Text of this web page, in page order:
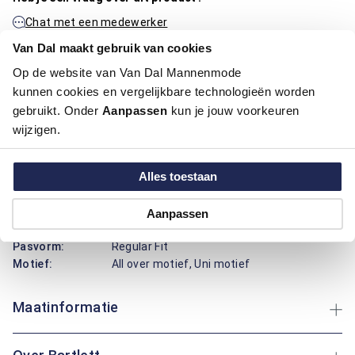
Van Dal maakt gebruik van cookies
Op de website van Van Dal Mannenmode
kunnen cookies en vergelijkbare technologieën worden
gebruikt. Onder Aanpassen kun je jouw voorkeuren
wijzigen.
Alles toestaan
Aanpassen
Chat met een medewerker
Neem contact op via de e-mail
Productinformatie
Midden Groen
Materiaal:
73% Polyester / 22% Viscose / 5%
Elastaan, 73% Polyester / 22% Viscose /
5% Elastaan
Pasvorm:
Regular Fit
Motief:
All over motief, Uni motief
Maatinformatie